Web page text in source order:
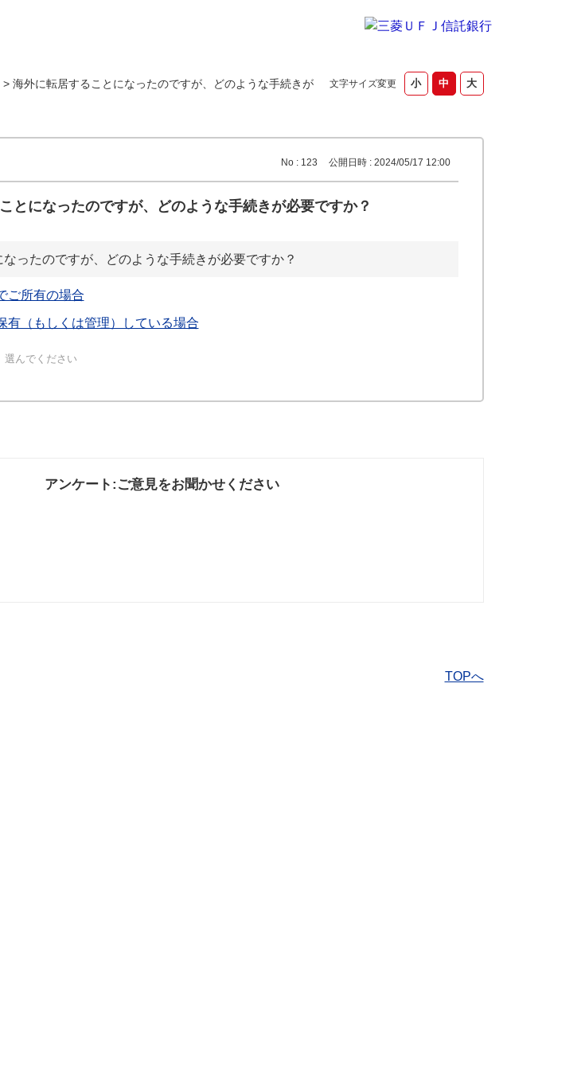
文字サイズ変更
> 海外に転居することになったのですが、どのような手続きが
No : 123 公開日時 : 2024/05/17 12:00
とになったのですが、どのような手続きが必要ですか？
ったのですが、どのような手続きが必要ですか？
ご所有の場合
有（もしくは管理）している場合
選んでください
アンケート:ご意見をお聞かせください
TOPへ